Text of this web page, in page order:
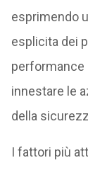
esprimendo
esplicita dei
performance
innestare le
della
I fattori più